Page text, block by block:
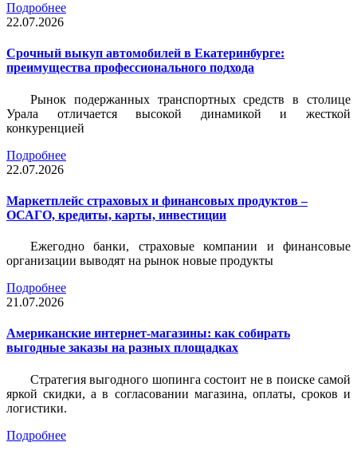
Подробнее
22.07.2026
Срочный выкуп автомобилей в Екатеринбурге:
преимущества профессионального подхода
Рынок подержанных транспортных средств в столице
Урала отличается высокой динамикой и жесткой
конкуренцией
Подробнее
22.07.2026
Маркетплейс страховых и финансовых продуктов –
ОСАГО, кредиты, карты, инвестиции
Ежегодно банки, страховые компании и финансовые
организации выводят на рынок новые продукты
Подробнее
21.07.2026
Американские интернет-магазины: как собирать
выгодные заказы на разных площадках
Стратегия выгодного шопинга состоит не в поиске самой
яркой скидки, а в согласовании магазина, оплаты, сроков и
логистики.
Подробнее